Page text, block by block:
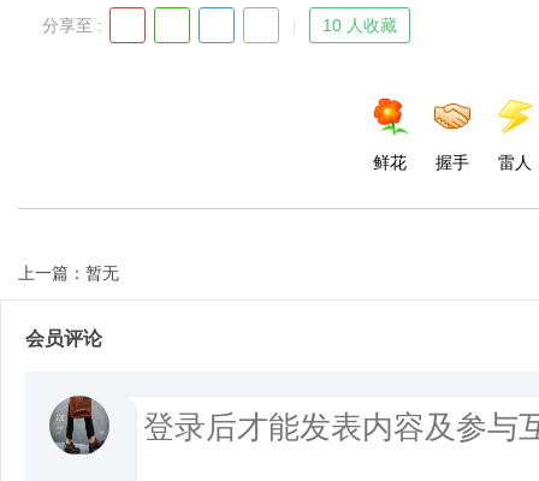
分享至 : 10 人收藏
鲜花 握手 雷人
上一篇：暂无
会员评论